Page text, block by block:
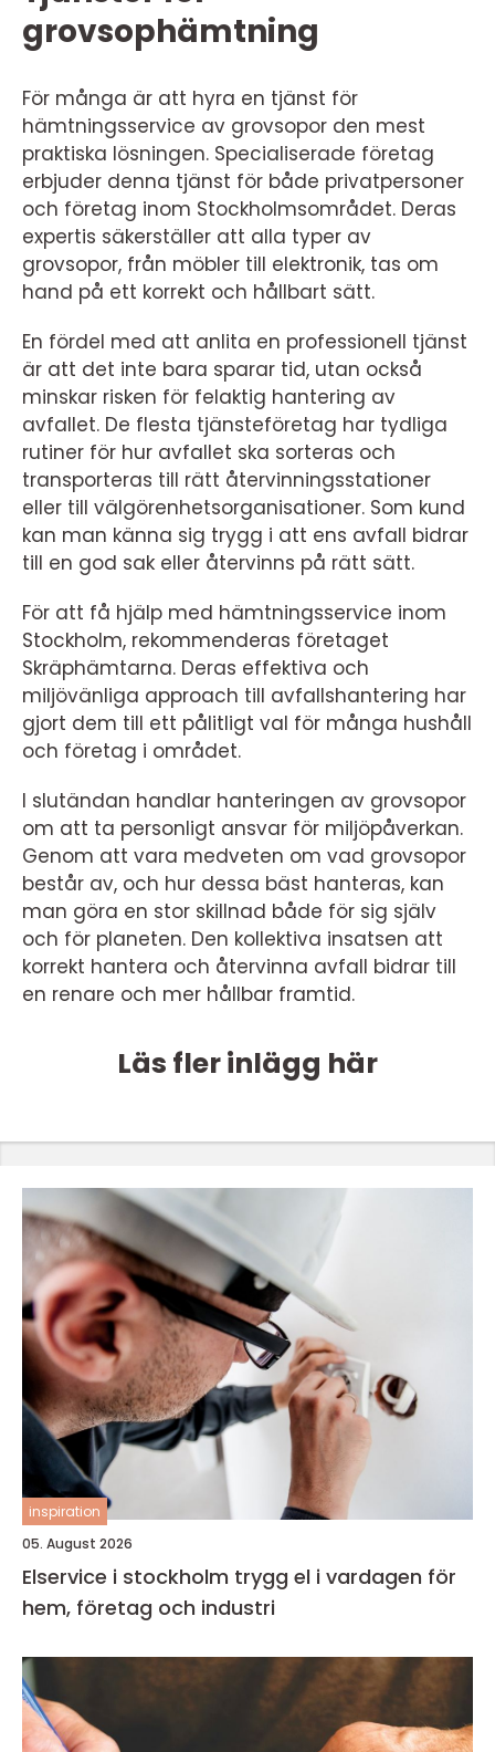
grovsophämtning
För många är att hyra en tjänst för
hämtningsservice av grovsopor den mest
praktiska lösningen. Specialiserade företag
erbjuder denna tjänst för både privatpersoner
och företag inom Stockholmsområdet. Deras
expertis säkerställer att alla typer av
grovsopor, från möbler till elektronik, tas om
hand på ett korrekt och hållbart sätt.
En fördel med att anlita en professionell tjänst
är att det inte bara sparar tid, utan också
minskar risken för felaktig hantering av
avfallet. De flesta tjänsteföretag har tydliga
rutiner för hur avfallet ska sorteras och
transporteras till rätt återvinningsstationer
eller till välgörenhetsorganisationer. Som kund
kan man känna sig trygg i att ens avfall bidrar
till en god sak eller återvinns på rätt sätt.
För att få hjälp med hämtningsservice inom
Stockholm, rekommenderas företaget
Skräphämtarna. Deras effektiva och
miljövänliga approach till avfallshantering har
gjort dem till ett pålitligt val för många hushåll
och företag i området.
I slutändan handlar hanteringen av grovsopor
om att ta personligt ansvar för miljöpåverkan.
Genom att vara medveten om vad grovsopor
består av, och hur dessa bäst hanteras, kan
man göra en stor skillnad både för sig själv
och för planeten. Den kollektiva insatsen att
korrekt hantera och återvinna avfall bidrar till
en renare och mer hållbar framtid.
Läs fler inlägg här
inspiration
05. August 2026
Elservice i stockholm trygg el i vardagen för
hem, företag och industri